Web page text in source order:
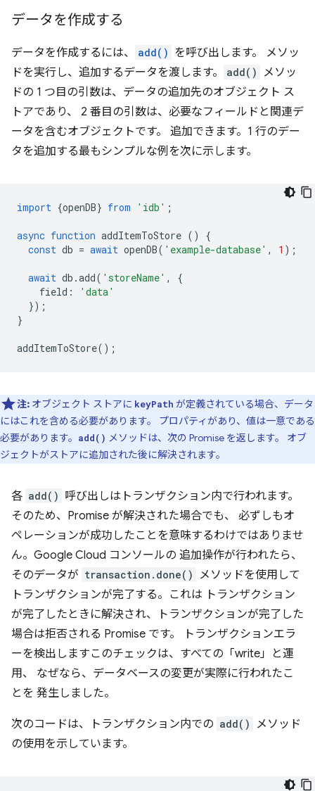
データを作成する
データを作成するには、 add() を呼び出します。 メソッ
ドを実行し、追加するデータを渡します。
add()
メソッ
ドの 1 つ目の引数は、データの追加先のオブジェクト ス
トアであり、 2 番目の引数は、必要なフィールドと関連デ
ータを含むオブジェクトです。 追加できます。1 行のデー
タを追加する最もシンプルな例を次に示します。
import {openDB} from 'idb' ;
async function addItemToStore ()
{
const db = await openDB( 'example-database' , 1 );
await db .add( 'storeName' ,
{
field :
'data'
});
}
addItemToStore();
注: オブジェクト ストアに keyPath が定義されている場合、データ
にはこれを含める必要があります。 プロパティがあり、値は一意である
必要があります。
add() メソッドは、次の Promise を返します。 オブ
ジェクトがストアに追加された後に解決されます。
各 add() 呼び出しはトランザクション内で行われます。
そのため、Promise が解決された場合でも、 必ずしもオ
ペレーションが成功したことを意味するわけではありませ
ん。Google Cloud コンソールの 追加操作が行われたら、
そのデータが transaction.done()
メソッドを使用して
トランザクションが完了する。これは トランザクション
が完了したときに解決され、トランザクションが完了した
場合は拒否される Promise です。 トランザクションエラ
ーを検出しますこのチェックは、すべての「write」と運
用、 なぜなら、データベースの変更が実際に行われたこ
とを 発生しました。
次のコードは、トランザクション内での add()
メソッド
の使用を示しています。